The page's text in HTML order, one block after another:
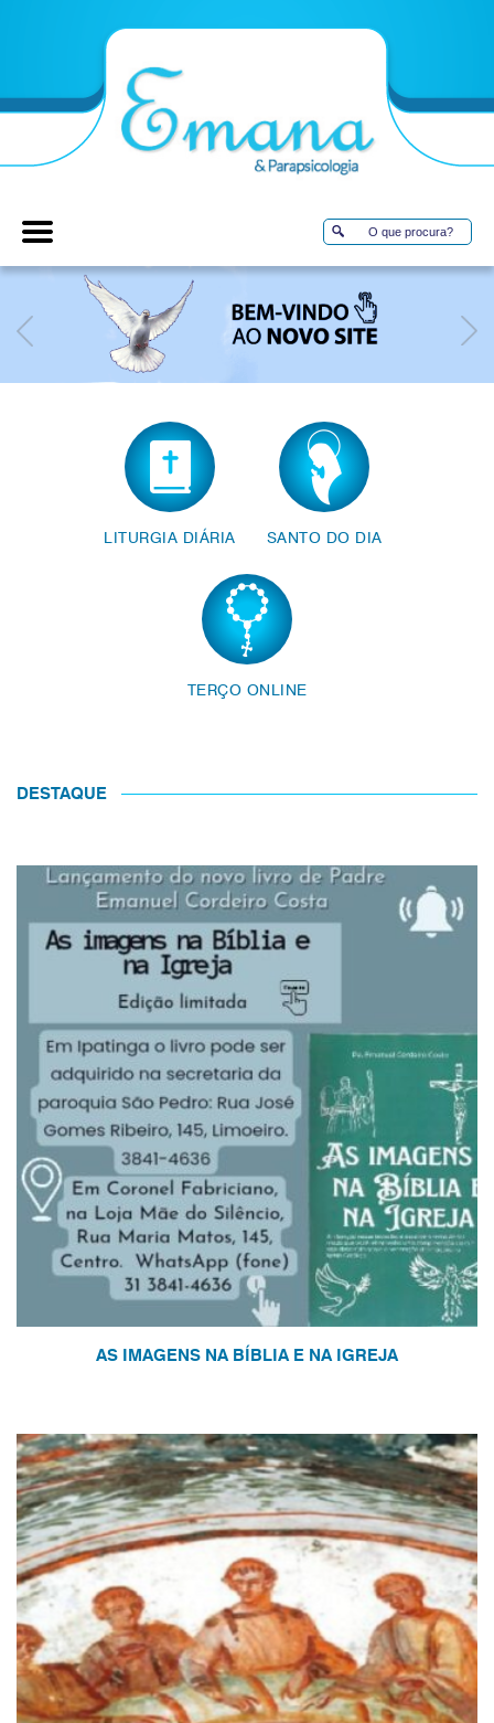
LITURGIA DIÁRIA SANTO DO DIA
TERÇO ONLINE
DESTAQUE
AS IMAGENS NA BÍBLIA E NA IGREJA